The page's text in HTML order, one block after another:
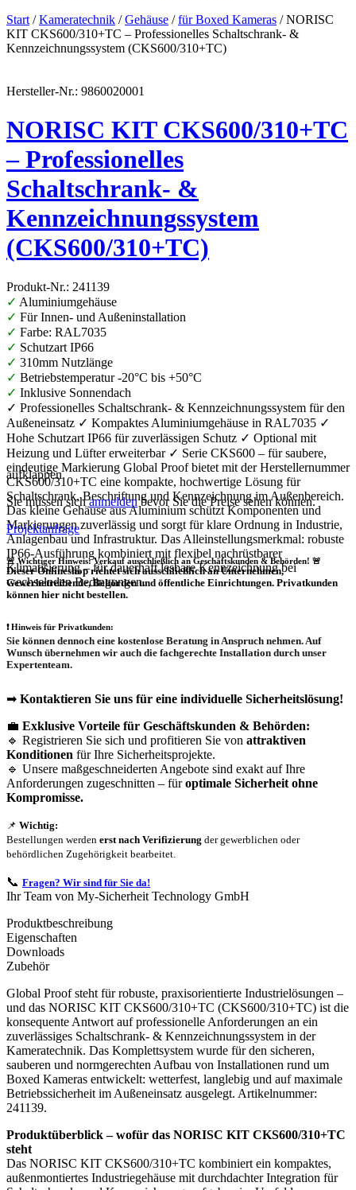
Start /Kameratechnik /Gehäuse /für Boxed Kameras / NORISC
KIT CKS600/310+TC – Professionelles Schaltschrank- &
Kennzeichnungssystem (CKS600/310+TC)
Hersteller-Nr.: 9860020001
NORISC KIT CKS600/310+TC
– Professionelles
Schaltschrank- &
Kennzeichnungssystem
(CKS600/310+TC)
Produkt-Nr.: 241139
✓ Aluminiumgehäuse
✓ Für Innen- und Außeninstallation
✓ Farbe: RAL7035
✓ Schutzart IP66
✓ 310mm Nutzlänge
✓ Betriebstemperatur -20°C bis +50°C
✓ Inklusive Sonnendach
✓ Professionelles Schaltschrank- & Kennzeichnungssystem für den
Außeneinsatz ✓ Kompaktes Aluminiumgehäuse in RAL7035 ✓
Hohe Schutzart IP66 für zuverlässigen Schutz ✓ Optional mit
Heizung und Lüfter erweiterbar ✓ Serie CKS600 – für saubere,
eindeutige Markierung Global Proof bietet mit der Herstellernummer
CKS600/310+TC eine kompakte, hochwertige Lösung für
Schaltschrank, Beschriftung und Kennzeichnung im Außenbereich.
Das kleine Gehäuse aus Aluminium schützt Komponenten und
Markierungen zuverlässig und sorgt für klare Ordnung in Industrie,
Anlagenbau und Infrastruktur. Das Alleinstellungsmerkmal: robuste
IP66-Ausführung kombiniert mit flexibel nachrüstbarer
Klimatisierung – für dauerhaft lesbare Kennzeichnung bei
wechselnden Bedingungen.
aufklappen
Sie müssen sichanmeldenbevor Sie die Preise sehen können.
Projektanfrage
🚨 Wichtiger Hinweis: Verkauf ausschließlich an Geschäftskunden & Behörden! 🚨
Dieser Onlineshop richtet sichausschließlichan Unternehmen,
Gewerbetreibende, Behörden und öffentliche Einrichtungen. Privatkunden
können hier nicht bestellen.
❗Hinweis für Privatkunden:
Sie können dennoch eine kostenlose Beratung in Anspruch nehmen. Auf
Wunsch übernehmen wir auch die fachgerechte Installation durch unser
Expertenteam.
➡ Kontaktieren Sie uns für eine individuelle Sicherheitslösung!
💼 Exklusive Vorteile für Geschäftskunden & Behörden:
🔹 Registrieren Sie sich und profitieren Sie von attraktiven
Konditionen für Ihre Sicherheitsprojekte.
🔹 Unsere maßgeschneiderten Angebote sind exakt auf Ihre
Anforderungen zugeschnitten – füroptimale Sicherheit ohne
Kompromisse.
📌 Wichtig:
Bestellungen werden erst nach Verifizierung der gewerblichen oder
behördlichen Zugehörigkeit bearbeitet.
📞 Fragen? Wir sind für Sie da!
Ihr Team von My-Sicherheit Technology GmbH
Produktbeschreibung
Eigenschaften
Downloads
Zubehör
Global Proof steht für robuste, praxisorientierte Industrielösungen –
und das NORISC KIT CKS600/310+TC (CKS600/310+TC) ist die
konsequente Antwort auf professionelle Anforderungen an ein
zuverlässiges Schaltschrank- & Kennzeichnungssystem in der
Kameratechnik. Das Komplettsystem wurde für den sicheren,
sauberen und normgerechten Aufbau von Installationen rund um
Boxed Kameras entwickelt: wetterfest, langlebig und auf maximale
Betriebssicherheit im Außeneinsatz ausgelegt. Artikelnummer:
241139.
Produktüberblick – wofür das NORISC KIT CKS600/310+TC
steht
Das NORISC KIT CKS600/310+TC kombiniert ein kompaktes,
außenmontiertes Industriegehäuse mit durchdachter Integration für